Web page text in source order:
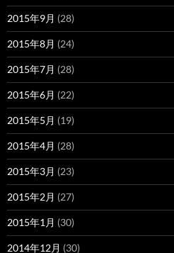
2015年9月 (28)
2015年8月 (24)
2015年7月 (28)
2015年6月 (22)
2015年5月 (19)
2015年4月 (28)
2015年3月 (23)
2015年2月 (27)
2015年1月 (30)
2014年12月 (30)